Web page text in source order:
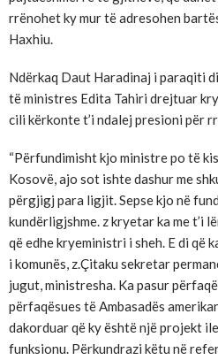
rrënohet ky mur të adresohen
Haxhiu.
Ndërkaq Daut Haradinaj i paraqiti
të ministres Edita Tahiri drejtuar
cili kërkonte t’i ndalej presioni për
“Përfundimisht kjo ministre po të
Kosovë, ajo sot ishte dashur me
përgjigj para ligjit. Sepse kjo në
kundërligjshme. z kryetar ka me t’i
që edhe kryeministri i sheh. E di që
i komunës, z.Çitaku sekretar
jugut, ministresha. Ka pasur
përfaqësues të Ambasadës
dakorduar që ky është një projekt
funksionu. Përkundrazi këtu në